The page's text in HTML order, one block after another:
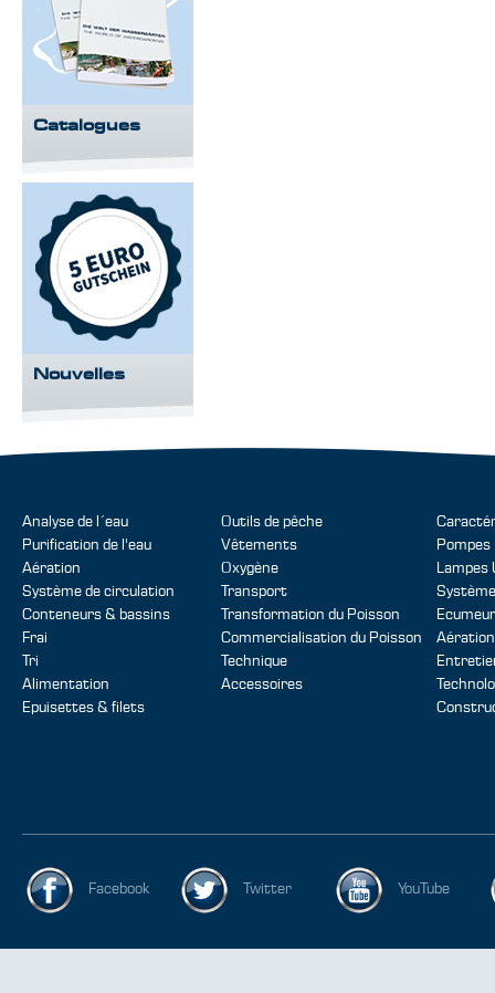
Catalogues
Nouvelles
Analyse de l´eau
Purification de l'eau
Aération
Système de circulation
Conteneurs & bassins
Frai
Tri
Alimentation
Epuisettes & filets
Outils de pêche
Vêtements
Oxygène
Transport
Transformation du Poisson
Commercialisation du Poisson
Technique
Accessoires
Pompes
Lampes
Facebook Twitter YouTube